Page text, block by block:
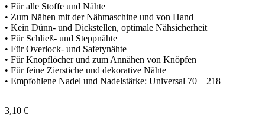
• Für alle Stoffe und Nähte
• Zum Nähen mit der Nähmaschine und von Hand
• Kein Dünn- und Dickstellen, optimale Nähsicherheit
• Für Schließ- und Steppnähte
• Für Overlock- und Safetynähte
• Für Knopflöcher und zum Annähen von Knöpfen
• Für feine Zierstiche und dekorative Nähte
• Empfohlene Nadel und Nadelstärke: Universal 70 – 218
3,10 €